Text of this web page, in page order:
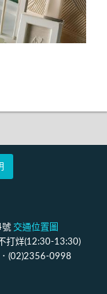
號 交通位置圖
打烊(12:30-13:30)
．(02)2356-0998